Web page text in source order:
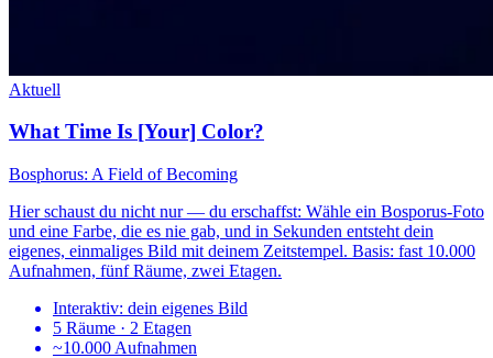
Aktuell
What Time Is [Your] Color?
Bosphorus: A Field of Becoming
Hier schaust du nicht nur — du erschaffst: Wähle ein Bosporus-Foto
und eine Farbe, die es nie gab, und in Sekunden entsteht dein
eigenes, einmaliges Bild mit deinem Zeitstempel. Basis: fast 10.000
Aufnahmen, fünf Räume, zwei Etagen.
Interaktiv: dein eigenes Bild
5 Räume · 2 Etagen
~10.000 Aufnahmen